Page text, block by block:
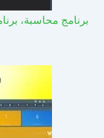
برنامج محاسبة،